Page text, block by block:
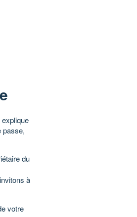
explique
passe,
du
à
votre